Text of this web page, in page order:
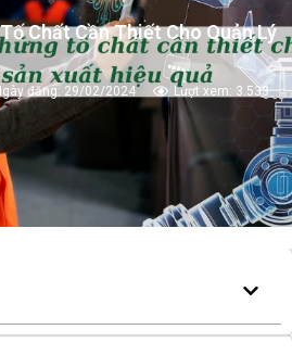
Chất Cần Thiết Cho Quản Lý
đăng: 29/02/2024 Lượt xem: 3.533